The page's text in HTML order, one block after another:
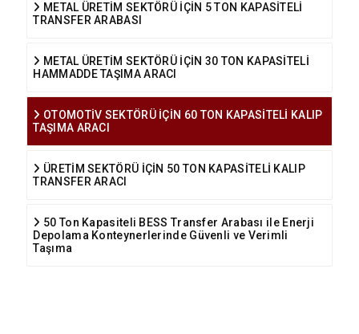
METAL ÜRETİM SEKTÖRÜ İÇİN 5 TON KAPASİTELİ
TRANSFER ARABASI
METAL ÜRETİM SEKTÖRÜ İÇİN 30 TON KAPASİTELİ
HAMMADDE TAŞIMA ARACI
OTOMOTİV SEKTÖRÜ İÇİN 60 TON KAPASİTELİ KALIP
TAŞIMA ARACI
ÜRETİM SEKTÖRÜ İÇİN 50 TON KAPASİTELİ KALIP
TRANSFER ARACI
50 Ton Kapasiteli BESS Transfer Arabası ile Enerji
Depolama Konteynerlerinde Güvenli ve Verimli
Taşıma